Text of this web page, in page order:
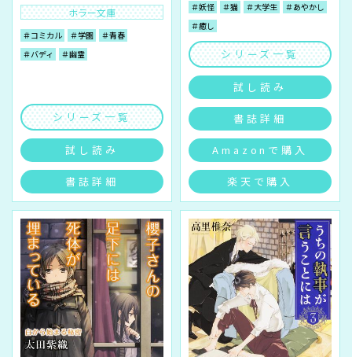
ホラー文庫
＃コミカル ＃学園
＃青春
＃バディ
＃幽霊
シリーズ一覧
試し読み
書誌詳細
＃妖怪 ＃猫 ＃大学生
＃あやかし
＃癒し
シリーズ一覧
試し読み
書誌詳細
Amazonで購入
楽天で購入